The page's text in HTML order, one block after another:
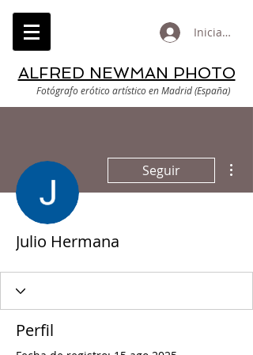
Iniciar
ALFRED NEWMAN PHOTO
Fotógrafo erótico artístico en Madrid (España)
Seguir
Julio Hermana
Perfil